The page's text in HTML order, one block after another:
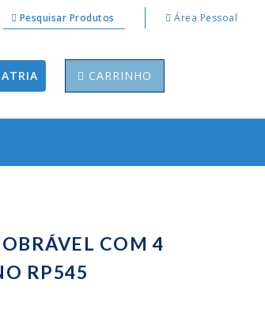
Pesquisar Produtos Área Pessoal
CARRINHO
COM 4
RP545